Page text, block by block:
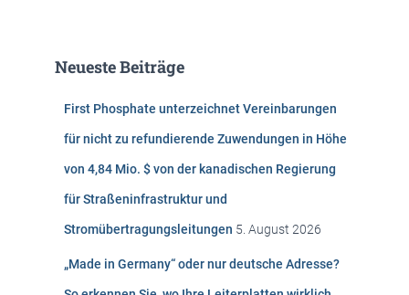
n
Neueste Beiträge
First Phosphate unterzeichnet Vereinbarungen
für nicht zu refundierende Zuwendungen in Höhe
von 4,84 Mio. $ von der kanadischen Regierung
für Straßeninfrastruktur und
Stromübertragungsleitungen 5. August 2026
„Made in Germany“ oder nur deutsche Adresse?